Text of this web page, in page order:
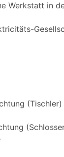
Werkstatt in der
(Tischler)